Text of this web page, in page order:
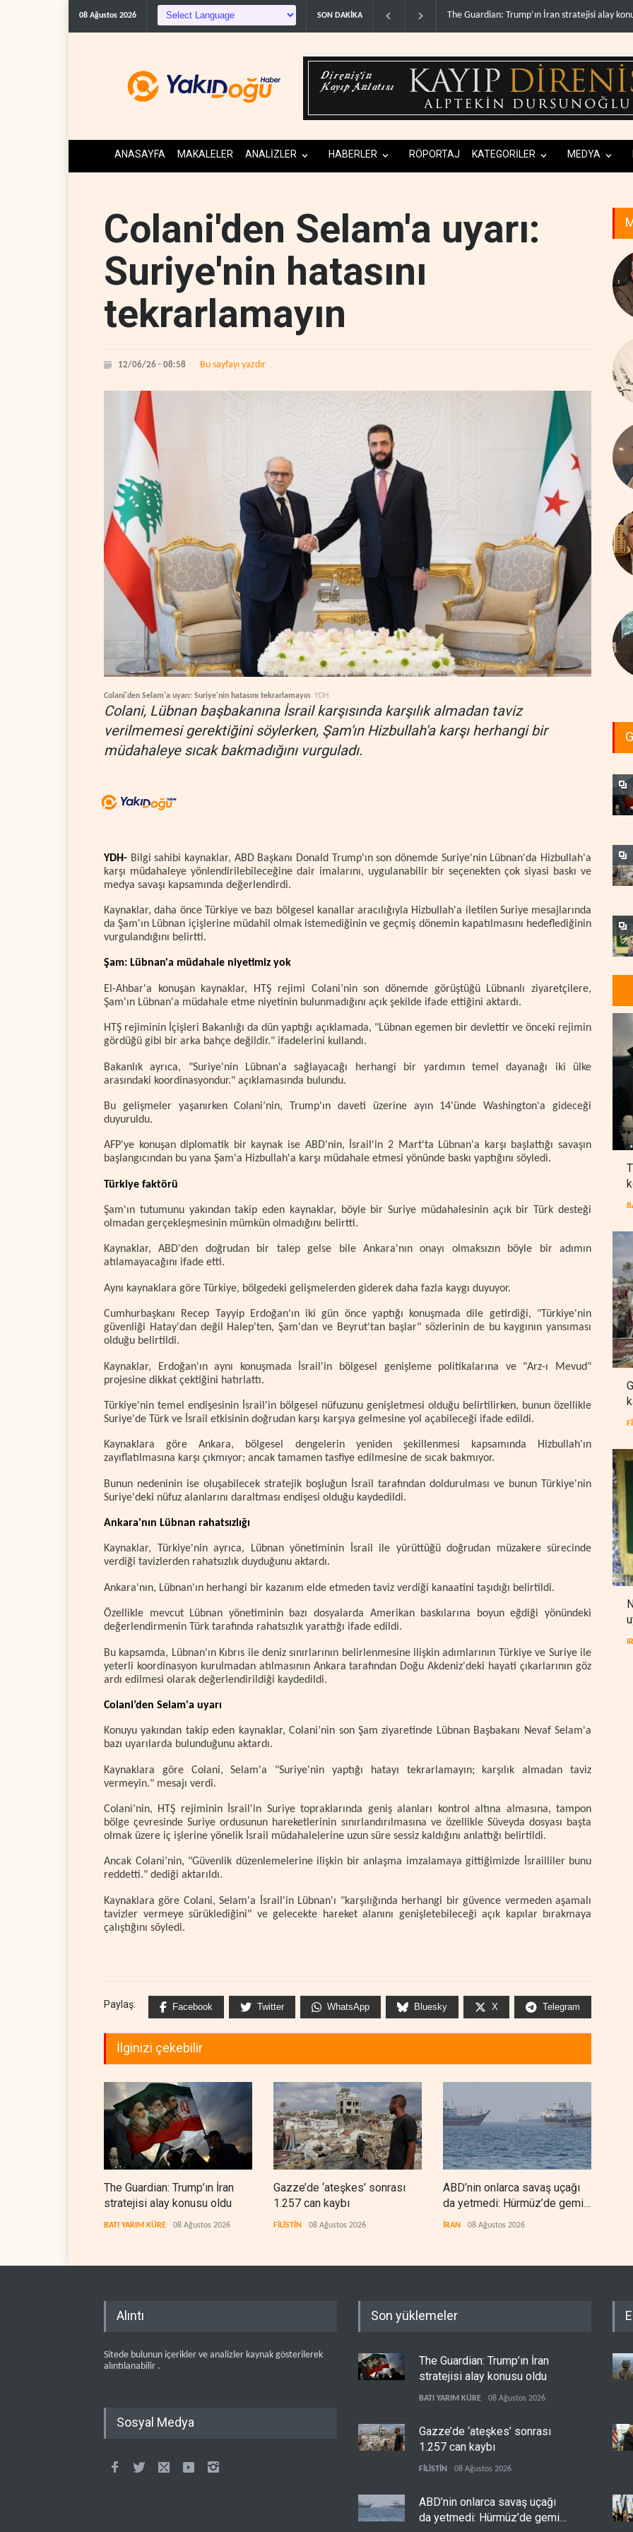
08 Ağustos 2026 SON DAKİKA Gazze’de ‘ateşkes’ sonrası 1.257 can kaybı..
ANASAYFA MAKALELER ANALİZLER HABERLER RÖPORTAJ KATEGORİLER MEDYA
Colani'den Selam'a uyarı:
Suriye'nin hatasını
tekrarlamayın
12/06/26 - 08:58 Bu sayfayı yazdır
Colani'den Selam'a uyarı: Suriye'nin hatasını tekrarlamayın YDH
Colani, Lübnan başbakanına İsrail karşısında karşılık almadan taviz
verilmemesi gerektiğini söylerken, Şam'ın Hizbullah'a karşı herhangi bir
müdahaleye sıcak bakmadığını vurguladı.
YDH- Bilgi sahibi kaynaklar, ABD Başkanı Donald Trump'ın son dönemde Suriye'nin Lübnan'da Hizbullah'a
karşı müdahaleye yönlendirilebileceğine dair imalarını, uygulanabilir bir seçenekten çok siyasi baskı ve
medya savaşı kapsamında değerlendirdi.
Kaynaklar, daha önce Türkiye ve bazı bölgesel kanallar aracılığıyla Hizbullah'a iletilen Suriye mesajlarında
da Şam'ın Lübnan içişlerine müdahil olmak istemediğinin ve geçmiş dönemin kapatılmasını hedeflediğinin
vurgulandığını belirtti.
Şam: Lübnan'a müdahale niyetimiz yok
El-Ahbar'a konuşan kaynaklar, HTŞ rejimi Colani’nin son dönemde görüştüğü Lübnanlı ziyaretçilere,
Şam'ın Lübnan'a müdahale etme niyetinin bulunmadığını açık şekilde ifade ettiğini aktardı.
HTŞ rejiminin İçişleri Bakanlığı da dün yaptığı açıklamada, "Lübnan egemen bir devlettir ve önceki rejimin
gördüğü gibi bir arka bahçe değildir." ifadelerini kullandı.
Bakanlık ayrıca, "Suriye'nin Lübnan'a sağlayacağı herhangi bir yardımın temel dayanağı iki ülke
arasındaki koordinasyondur." açıklamasında bulundu.
Bu gelişmeler yaşanırken Colani’nin, Trump'ın daveti üzerine ayın 14'ünde Washington'a gideceği
duyuruldu.
AFP'ye konuşan diplomatik bir kaynak ise ABD'nin, İsrail'in 2 Mart'ta Lübnan'a karşı başlattığı savaşın
başlangıcından bu yana Şam'a Hizbullah'a karşı müdahale etmesi yönünde baskı yaptığını söyledi.
Türkiye faktörü
Şam'ın tutumunu yakından takip eden kaynaklar, böyle bir Suriye müdahalesinin açık bir Türk desteği
olmadan gerçekleşmesinin mümkün olmadığını belirtti.
Kaynaklar, ABD'den doğrudan bir talep gelse bile Ankara'nın onayı olmaksızın böyle bir adımın
atılamayacağını ifade etti.
Aynı kaynaklara göre Türkiye, bölgedeki gelişmelerden giderek daha fazla kaygı duyuyor.
Cumhurbaşkanı Recep Tayyip Erdoğan'ın iki gün önce yaptığı konuşmada dile getirdiği, "Türkiye'nin
güvenliği Hatay'dan değil Halep'ten, Şam'dan ve Beyrut'tan başlar" sözlerinin de bu kaygının yansıması
olduğu belirtildi.
Kaynaklar, Erdoğan'ın aynı konuşmada İsrail'in bölgesel genişleme politikalarına ve "Arz-ı Mevud"
projesine dikkat çektiğini hatırlattı.
Türkiye'nin temel endişesinin İsrail'in bölgesel nüfuzunu genişletmesi olduğu belirtilirken, bunun özellikle
Suriye'de Türk ve İsrail etkisinin doğrudan karşı karşıya gelmesine yol açabileceği ifade edildi.
Kaynaklara göre Ankara, bölgesel dengelerin yeniden şekillenmesi kapsamında Hizbullah'ın
zayıflatılmasına karşı çıkmıyor; ancak tamamen tasfiye edilmesine de sıcak bakmıyor.
Bunun nedeninin ise oluşabilecek stratejik boşluğun İsrail tarafından doldurulması ve bunun Türkiye'nin
Suriye'deki nüfuz alanlarını daraltması endişesi olduğu kaydedildi.
Ankara'nın Lübnan rahatsızlığı
Kaynaklar, Türkiye'nin ayrıca, Lübnan yönetiminin İsrail ile yürüttüğü doğrudan müzakere sürecinde
verdiği tavizlerden rahatsızlık duyduğunu aktardı.
Ankara'nın, Lübnan'ın herhangi bir kazanım elde etmeden taviz verdiği kanaatini taşıdığı belirtildi.
Özellikle mevcut Lübnan yönetiminin bazı dosyalarda Amerikan baskılarına boyun eğdiği yönündeki
değerlendirmenin Türk tarafında rahatsızlık yarattığı ifade edildi.
Bu kapsamda, Lübnan'ın Kıbrıs ile deniz sınırlarının belirlenmesine ilişkin adımlarının Türkiye ve Suriye ile
yeterli koordinasyon kurulmadan atılmasının Ankara tarafından Doğu Akdeniz'deki hayati çıkarlarının göz
ardı edilmesi olarak değerlendirildiği kaydedildi.
Colani’den Selam'a uyarı
Konuyu yakından takip eden kaynaklar, Colani’nin son Şam ziyaretinde Lübnan Başbakanı Nevaf Selam'a
bazı uyarılarda bulunduğunu aktardı.
Kaynaklara göre Colani, Selam'a "Suriye'nin yaptığı hatayı tekrarlamayın; karşılık almadan taviz
vermeyin." mesajı verdi.
Colani’nin, HTŞ rejiminin İsrail'in Suriye topraklarında geniş alanları kontrol altına almasına, tampon
bölge çevresinde Suriye ordusunun hareketlerinin sınırlandırılmasına ve özellikle Süveyda dosyası başta
olmak üzere iç işlerine yönelik İsrail müdahalelerine uzun süre sessiz kaldığını anlattığı belirtildi.
Ancak Colani’nin, "Güvenlik düzenlemelerine ilişkin bir anlaşma imzalamaya gittiğimizde İsrailliler bunu
reddetti." dediği aktarıldı.
Kaynaklara göre Colani, Selam'a İsrail'in Lübnan'ı "karşılığında herhangi bir güvence vermeden aşamalı
tavizler vermeye sürüklediğini" ve gelecekte hareket alanını genişletebileceği açık kapılar bırakmaya
çalıştığını söyledi.
Paylaş: Facebook Twitter WhatsApp Bluesky X Telegram
İlginizi çekebilir
The Guardian: Trump’ın İran
stratejisi alay konusu oldu
BATI YARIM KÜRE 08 Ağustos 2026
Gazze’de ‘ateşkes’ sonrası
1.257 can kaybı
FİLİSTİN 08 Ağustos 2026
ABD’nin onlarca savaş uçağı
da yetmedi: Hürmüz’de gemi
vuruldu
İRAN 08 Ağustos 2026
Alıntı
Sitede bulunun içerikler ve analizler kaynak gösterilerek
alıntılanabilir .
Sosyal Medya
Son yüklemeler
The Guardian: Trump’ın İran
stratejisi alay konusu oldu
BATI YARIM KÜRE 08 Ağustos 2026
Gazze’de ‘ateşkes’ sonrası
1.257 can kaybı
FİLİSTİN 08 Ağustos 2026
ABD’nin onlarca savaş uçağı
da yetmedi: Hürmüz’de gemi